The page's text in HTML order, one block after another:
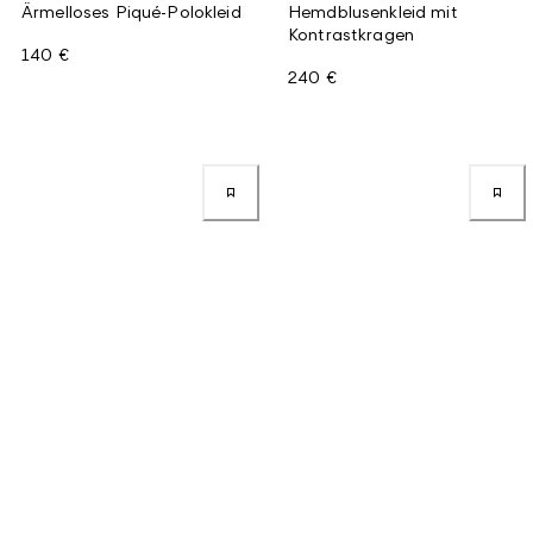
Ärmelloses Piqué-Polokleid
140 €
Hemdblusenkleid mit
Kontrastkragen
240 €